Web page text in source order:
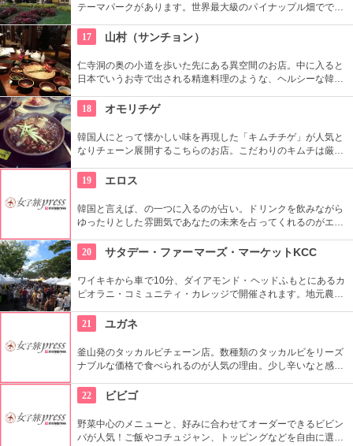
テーマパークがあります。世界最大級のパイナップル畑ででき
めるアトラクションがあります。カワイイお土産もいっぱい。
17 山村（サンチョン）
仁寺洞の奥の小道を歩いた先にある異空間のお店。中に入ると
日本でいうお寺で出される精進料理のような、ヘルシーな韓定
い民族衣装を着た人が伝統芸能を披露します。お食事と一緒に
楽しめます。
18 オモリチゲ
韓国人にとって懐かしい味を再現した「キムチチゲ」が人気と
なりチェーン展開するこちらのお店。こだわりのキムチは厳選
ムチ「ゴッチョリ」や、おこげを煮込んだ「ヌルンジ」、もち
ろん熟成キムチもセルフサービス食べ放題。
19 エロス
韓国と言えば、の一つに入るのが占い。ドリンクを飲みながら
ゆったりとした雰囲気であなたの未来を占ってくれるのがエロ
20
サタデー・ファーマーズ・マーケットKCC
ワイキキから車で10分、ダイアモンド・ヘッドふもとにあるカ
ピオラニ・コミュニティ・カレッジで開催されます。地元農家
食べたくなっちゃいそう。ロコも観光客も多く集まる人気の朝
市なので、売り切れが発生するかも。なるべく早い時間に行っ
てみよう。
21 ユガネ
釜山発のタッカルビチェーン店。数種類のタッカルビをリーズ
ナブルな価格で食べられるのが人気の理由。少し辛いなと感じ
めのポンクッパも美味しいと評判なので是非試してみて。日本
語は通じない事が多いので、事前に準備を。
22 ビビゴ
野菜中心のメニューと、好みに合わせてオーダーできるビビン
バが人気！ご飯やコチュジャン、トッピングなどを自由に選択